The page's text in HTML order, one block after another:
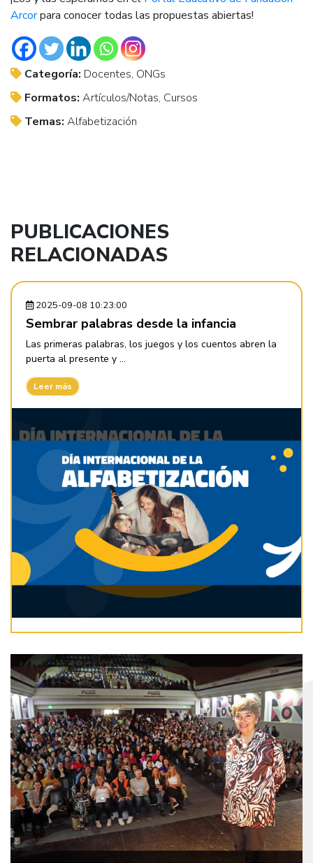
Arcorpara conocer todas las propuestas abiertas!
Categoría: Docentes, ONGs
Formatos: Artículos/Notas, Cursos
Temas: Alfabetización
PUBLICACIONES
RELACIONADAS
2025-09-08 10:23:00
Sembrar palabras desde la infancia
Las primeras palabras, los juegos y los cuentos abren la
puerta al presente y ...
Leer más